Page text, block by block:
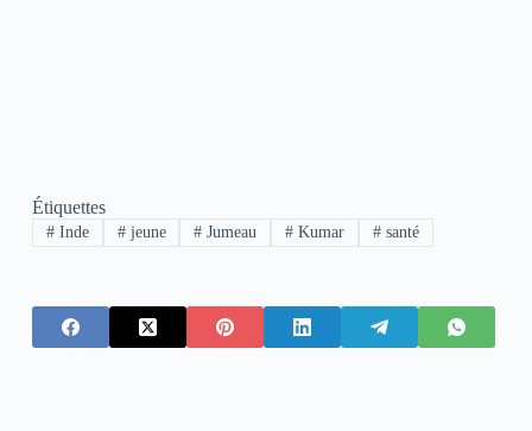
Étiquettes
#Inde #jeune # Jumeau # Kumar #santé